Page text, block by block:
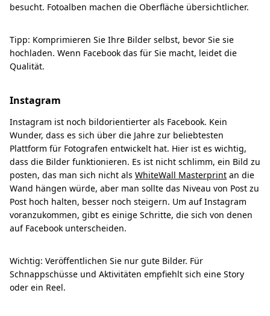
besucht. Fotoalben machen die Oberfläche übersichtlicher.
Tipp: Komprimieren Sie Ihre Bilder selbst, bevor Sie sie
hochladen. Wenn Facebook das für Sie macht, leidet die
Qualität.
Instagram
Instagram ist noch bildorientierter als Facebook. Kein
Wunder, dass es sich über die Jahre zur beliebtesten
Plattform für Fotografen entwickelt hat. Hier ist es wichtig,
dass die Bilder funktionieren. Es ist nicht schlimm, ein Bild zu
posten, das man sich nicht als WhiteWall Masterprint an die
Wand hängen würde, aber man sollte das Niveau von Post zu
Post hoch halten, besser noch steigern. Um auf Instagram
voranzukommen, gibt es einige Schritte, die sich von denen
auf Facebook unterscheiden.
Wichtig: Veröffentlichen Sie nur gute Bilder. Für
Schnappschüsse und Aktivitäten empfiehlt sich eine Story
oder ein Reel.